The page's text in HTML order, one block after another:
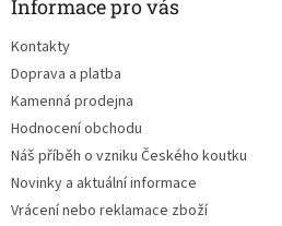
Informace pro vás
Kontakty
Doprava a platba
Kamenná prodejna
Hodnocení obchodu
Náš příběh o vzniku Českého koutku
Novinky a aktuální informace
Vrácení nebo reklamace zboží